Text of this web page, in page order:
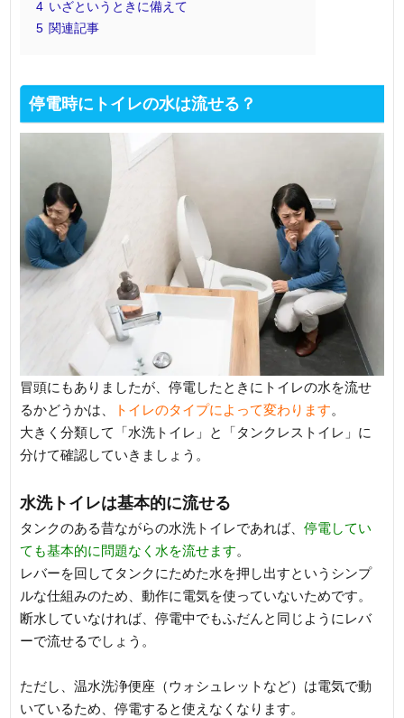
4 いざというときに備えて
5 関連記事
停電時にトイレの水は流せる？
冒頭にもありましたが、停電したときにトイレの水を流せ
るかどうかは、
トイレのタイプによって変わります。
大きく分類して「水洗トイレ」と「タンクレストイレ」に
分けて確認していきましょう。
水洗トイレは基本的に流せる
タンクのある昔ながらの水洗トイレであれば、停電してい
ても基本的に問題なく水を流せます。
レバーを回してタンクにためた水を押し出すというシンプ
ルな仕組みのため、動作に電気を使っていないためです。
断水していなければ、停電中でもふだんと同じようにレバ
ーで流せるでしょう。
ただし、温水洗浄便座（ウォシュレットなど）は電気で動
いているため、停電すると使えなくなります。